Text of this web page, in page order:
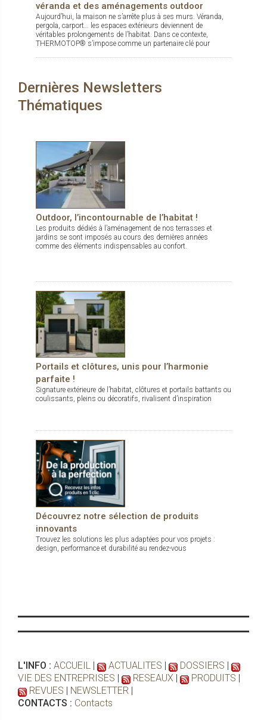
véranda et des aménagements outdoor
Aujourd’hui, la maison ne s’arrête plus à ses murs. Véranda,
pergola, carport… les espaces extérieurs deviennent de
véritables prolongements de l’habitat. Dans ce contexte,
THERMOTOP® s’impose comme un partenaire clé pour
Dernières Newsletters
Thématiques
Outdoor, l’incontournable de l’habitat !
Les produits dédiés à l’aménagement de nos terrasses et
jardins se sont imposés au cours des dernières années
comme des éléments indispensables au confort.
Portails et clôtures, unis pour l’harmonie
parfaite !
Signature extérieure de l’habitat, clôtures et portails battants ou
coulissants, pleins ou décoratifs, rivalisent d’inspiration
Découvrez notre sélection de produits
innovants
Trouvez les solutions les plus adaptées pour vos projets :
design, performance et durabilité au rendez-vous
L'INFO : ACCUEIL | ACTUALITES | DOSSIERS |
VIE DES ENTREPRISES | RESEAUX | PRODUITS |
REVUES | NEWSLETTER |
CONTACTS : Contacts